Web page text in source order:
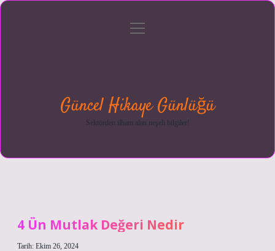
menüyü
Güncel Hikaye Günlüğü
Sektörden ilham alan neşeli bilgiler!
4 Ün Mutlak Değeri Nedir
Tarih: Ekim 26, 2024